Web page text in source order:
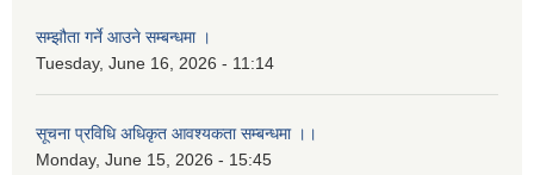
सम्झौता गर्ने आउने सम्बन्धमा ।
Tuesday, June 16, 2026 - 11:14
सूचना प्रविधि अधिकृत आवश्यकता सम्बन्धमा ।।
Monday, June 15, 2026 - 15:45